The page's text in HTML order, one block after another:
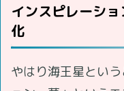
インスピレーシ
化
やはり海王星とい